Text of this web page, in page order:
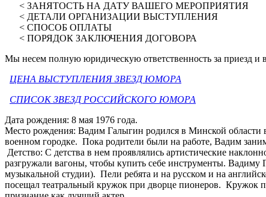
< ЗАНЯТОСТЬ НА ДАТУ ВАШЕГО МЕРОПРИЯТИЯ
< ДЕТАЛИ ОРГАНИЗАЦИИ ВЫСТУПЛЕНИЯ
< СПОСОБ ОПЛАТЫ
< ПОРЯДОК ЗАКЛЮЧЕНИЯ ДОГОВОРА
Мы несем полную юридическую ответственность за приезд и
ЦЕНА ВЫСТУПЛЕНИЯ ЗВЕЗД ЮМОРА
СПИСОК ЗВЕЗД РОССИЙСКОГО ЮМОРА
Дата рождения: 8 мая 1976 года.
Место рождения: Вадим Галыгин родился в Минской
военном городке. Пока родители были на работе, Вадим
Детство: С детства в нем проявлялись артистические
разгружали вагоны, чтобы купить себе инструменты.
музыкальной студии). Пели ребята и на русском и на
посещал театральный кружок при дворце пионеров. Кружок